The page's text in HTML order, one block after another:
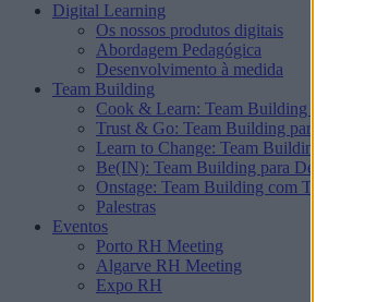
Digital Learning
Os nossos produtos digitais
Abordagem Pedagógica
Desenvolvimento à medida
Team Building
Cook & Learn: Team Building de
Trust & Go: Team Building para
Learn to Change: Team Building para
Be(IN): Team Building para
Onstage: Team Building com Teatro
Palestras
Eventos
Porto RH Meeting
Algarve RH Meeting
Expo RH